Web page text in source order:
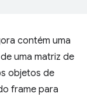
contém uma
uma matriz de
objetos de
frame para